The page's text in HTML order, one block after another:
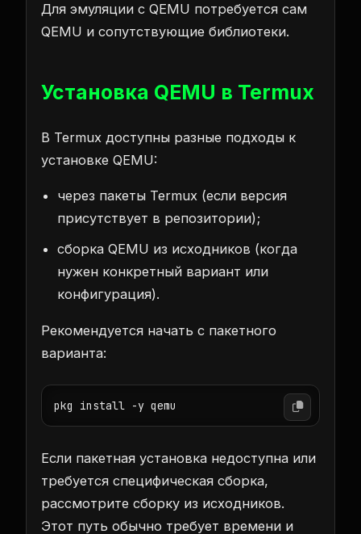
Для эмуляции с QEMU потребуется сам
QEMU и сопутствующие библиотеки.
Установка QEMU в Termux
В Termux доступны разные подходы к
установке QEMU:
через пакеты Termux (если версия
присутствует в репозитории);
сборка QEMU из исходников (когда
нужен конкретный вариант или
конфигурация).
Рекомендуется начать с пакетного
варианта:
pkg install -y qemu
Если пакетная установка недоступна или
требуется специфическая сборка,
рассмотрите сборку из исходников.
Этот путь обычно требует времени и